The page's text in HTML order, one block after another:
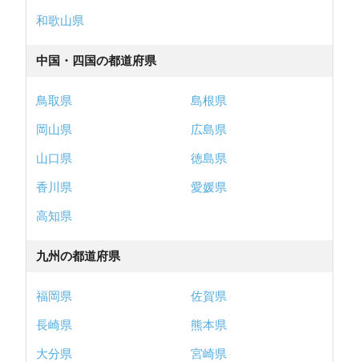
和歌山県
中国・四国の都道府県
鳥取県
島根県
岡山県
広島県
山口県
徳島県
香川県
愛媛県
高知県
九州の都道府県
福岡県
佐賀県
長崎県
熊本県
大分県
宮崎県